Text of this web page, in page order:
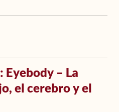
– La
el cerebro y el